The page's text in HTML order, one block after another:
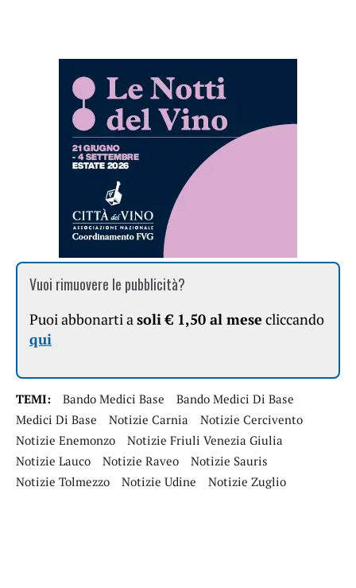
Vuoi rimuovere le pubblicità?
Puoi abbonarti asoli € 1,50 al mese cliccando
qui
TEMI: Bando Medici Base
Bando Medici Di Base
Medici Di Base
Notizie Carnia
Notizie Cercivento
Notizie Enemonzo
Notizie Friuli Venezia Giulia
Notizie Lauco
Notizie Raveo
Notizie Sauris
Notizie Tolmezzo
Notizie Udine Notizie Zuglio